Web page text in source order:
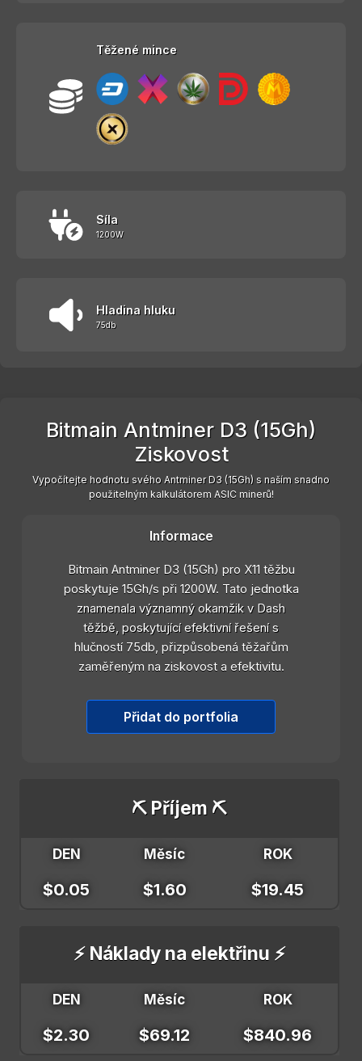
Těžené mince
Síla
1200W
Hladina hluku
75db
Bitmain Antminer D3 (15Gh)
Ziskovost
Vypočítejte hodnotu svého Antminer D3 (15Gh) s naším snadno
použitelným kalkulátorem ASIC minerů!
Informace
Bitmain Antminer D3 (15Gh) pro X11 těžbu
poskytuje 15Gh/s při 1200W. Tato jednotka
znamenala významný okamžik v Dash
těžbě, poskytující efektivní řešení s
hlučností 75db, přizpůsobená těžařům
zaměřeným na ziskovost a efektivitu.
Přidat do portfolia
⛏️ Příjem ⛏️
DEN Měsíc ROK
$0.05 $1.60 $19.45
⚡ Náklady na elektřinu ⚡
DEN Měsíc ROK
$2.30 $69.12 $840.96